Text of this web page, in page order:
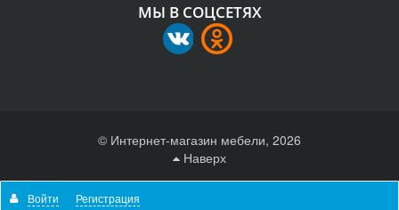
МЫ В СОЦСЕТЯХ
© Интернет-магазин мебели, 2026
Наверх
Отправляя любую форму на сайте, вы соглашаетесь с
политикой конфиденциальности
Войти Регистрация